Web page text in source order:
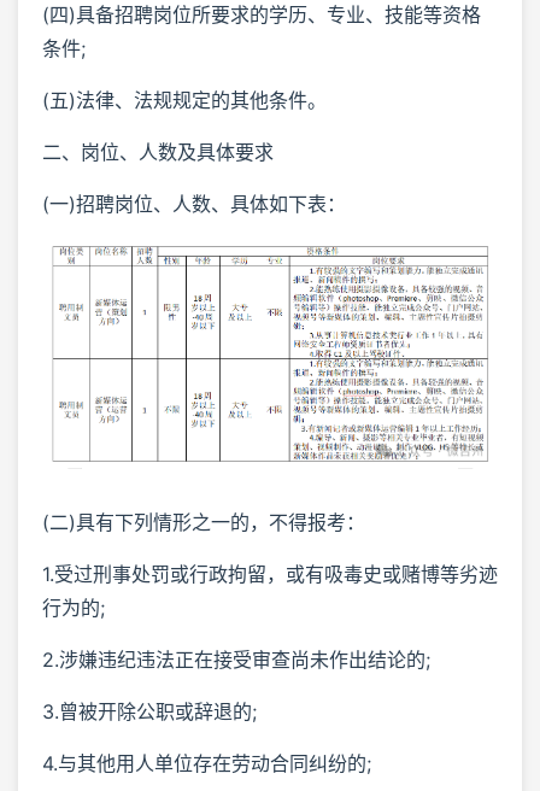
(四)具备招聘岗位所要求的学历、专业、技能等资格
条件;
(五)法律、法规规定的其他条件。
二、岗位、人数及具体要求
(一)招聘岗位、人数、具体如下表：
(二)具有下列情形之一的，不得报考：
1.受过刑事处罚或行政拘留，或有吸毒史或赌博等劣迹
行为的;
2.涉嫌违纪违法正在接受审查尚未作出结论的;
3.曾被开除公职或辞退的;
4.与其他用人单位存在劳动合同纠纷的;